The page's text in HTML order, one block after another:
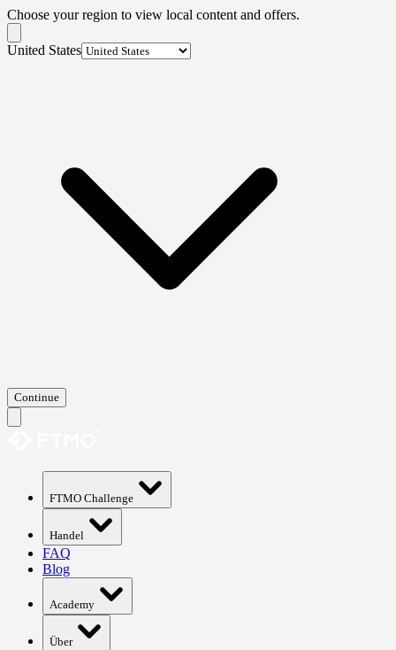
Choose your region to view local content and offers.
United States
Continue
FTMO Challenge
Handel
FAQ
Blog
Academy
Über